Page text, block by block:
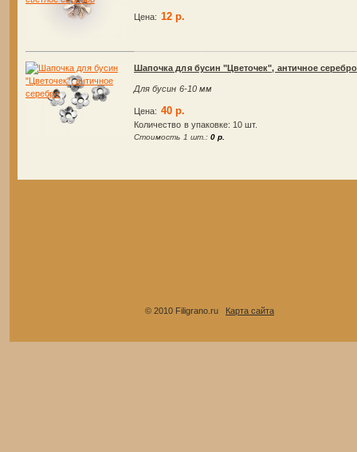
Цена: 12 р.
Шапочка для бусин "Цветочек", античное серебро
Для бусин 6-10 мм
Цена: 40 р.
Количество в упаковке: 10 шт.
Стоимость 1 шт.: 0 р.
© 2010 Filigrano.ru Карта сайта